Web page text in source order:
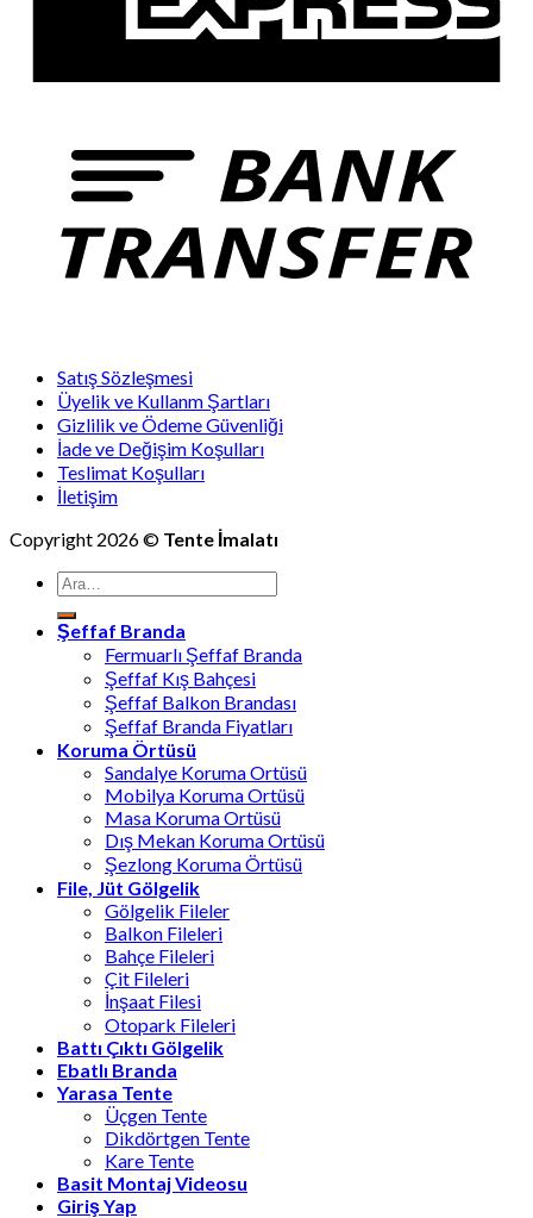
Satış Sözleşmesi
Üyelik ve Kullanm Şartları
Gizlilik ve Ödeme Güvenliği
İade ve Değişim Koşulları
Teslimat Koşulları
İletişim
Copyright 2026 © Tente İmalatı
Ara:
Şeffaf Branda
Fermuarlı Şeffaf Branda
Şeffaf Kış Bahçesi
Şeffaf Balkon Brandası
Şeffaf Branda Fiyatları
Koruma Örtüsü
Sandalye Koruma Ortüsü
Mobilya Koruma Ortüsü
Masa Koruma Ortüsü
Dış Mekan Koruma Ortüsü
Şezlong Koruma Örtüsü
File, Jüt Gölgelik
Gölgelik Fileler
Balkon Fileleri
Bahçe Fileleri
Çit Fileleri
İnşaat Filesi
Otopark Fileleri
Battı Çıktı Gölgelik
Ebatlı Branda
Yarasa Tente
Üçgen Tente
Dikdörtgen Tente
Kare Tente
Basit Montaj Videosu
Giriş Yap